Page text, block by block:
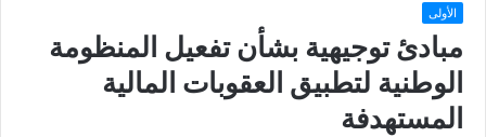
الأولى
مبادئ توجيهية بشأن تفعيل المنظومة
الوطنية لتطبيق العقوبات المالية
المستهدفة